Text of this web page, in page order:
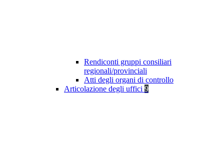
Rendiconti gruppi consiliari
regionali/provinciali
Atti degli organi di controllo
Articolazione degli uffici 9